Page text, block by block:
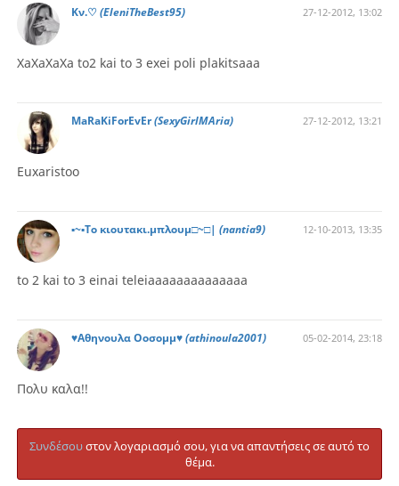
Kν.♡(EleniTheBest95) 27-12-2012, 13:02
XaXaXaXa to2 kai to 3 exei poli plakitsaaa
MaRaKiForEvEr(SexyGirlMAria) 27-12-2012, 13:21
Euxaristoo
▪~▪Το κιουτακι.μπλουμ□~□| (nantia9) 12-10-2013, 13:35
to 2 kai to 3 einai teleiaaaaaaaaaaaaaa
♥Αθηνουλα Οοσομμ♥(athinoula2001) 05-02-2014, 23:18
Πολυ καλα!!
Συνδέσουστον λογαριασμό σου, για να απαντήσεις σε αυτό το
θέμα.